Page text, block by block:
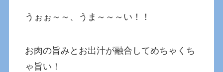
うぉぉ～～、うま～～～い！！
お肉の旨みとお出汁が融合してめちゃくち
ゃ旨い！